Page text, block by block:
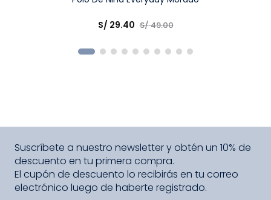
S/ 29.40 S/49.00
Suscríbete a nuestro newsletter y obtén un 10% de
descuento en tu primera compra.
El cupón de descuento lo recibirás en tu correo
electrónico luego de haberte registrado.